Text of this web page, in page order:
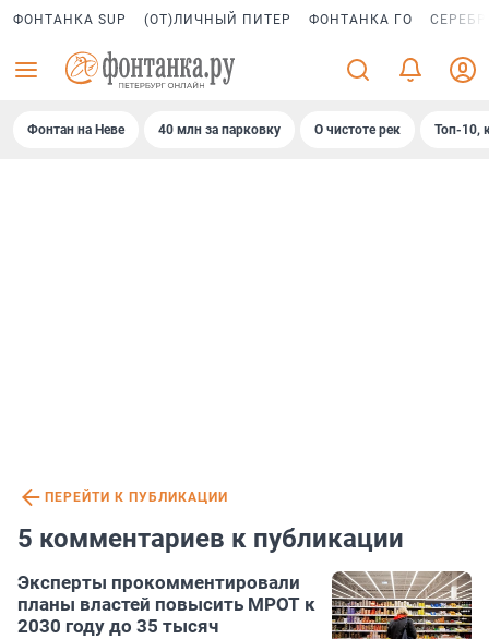
ФОНТАНКА SUP (ОТ)ЛИЧНЫЙ ПИТЕР ФОНТАНКА ГО
Фонтан на Неве 40 млн за парковку О чистоте рек Топ-10,
ПЕРЕЙТИ К ПУБЛИКАЦИИ
5 комментариев к публикации
Эксперты прокомментировали
планы властей повысить МРОТ к
2030 году до 35 тысяч